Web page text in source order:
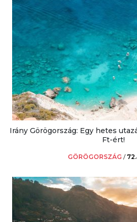
Irány Görögország: Egy hetes
Ft-ért!
GÖRÖGORSZÁG /